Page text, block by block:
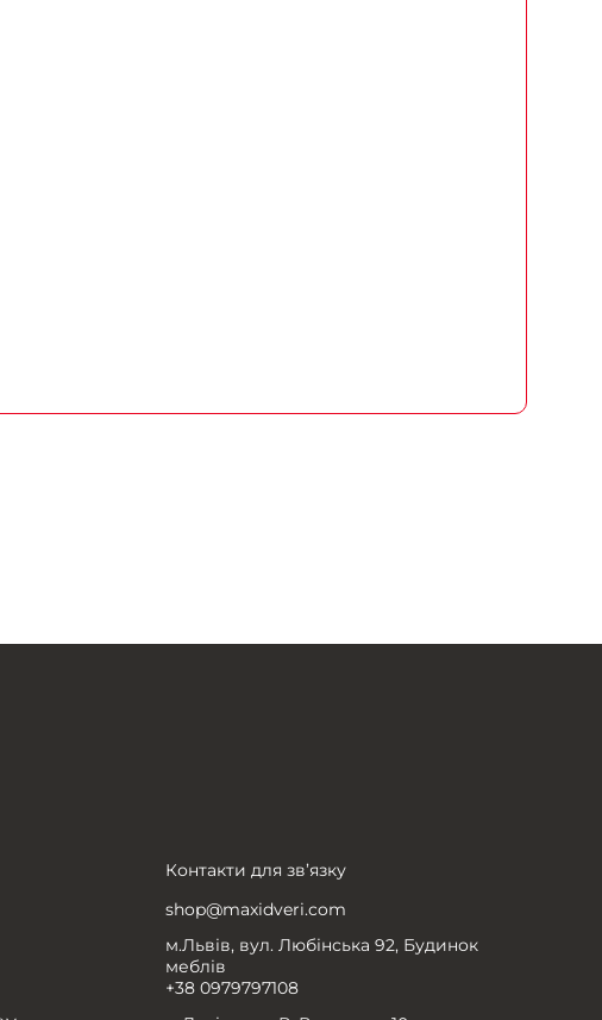
Контакти для зв’язку
shop@maxidveri.com
м.Львів, вул. Любінська 92, Будинок
меблів
+38 0979797108